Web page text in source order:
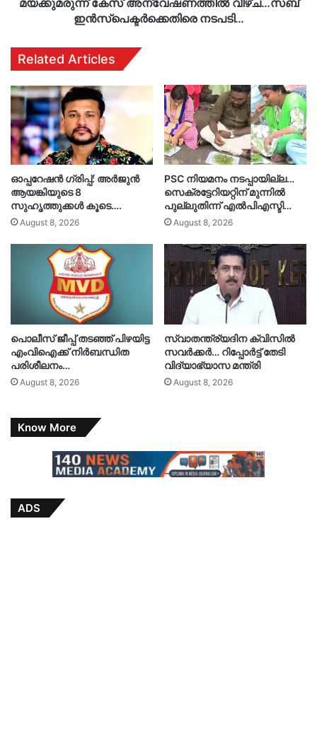
മയക്കുമരുന്ന് കേസ് അന്വേഷണത്തിൽ വീഴ്ച…സബ്
ഇന്‍സ്പെക്ടര്‍ക്കെതിരെ നടപടി…
Related Articles
ഓപ്പറേഷൻ ഗ്രിപ്പ്: അർജുൻ
ആയങ്കിയുടെ 8
സുഹൃത്തുക്കൾ കൂടെ….
August 8, 2026
PSC നിയമനം നടപ്പായില്ല…
സെക്രട്ടേറിയറ്റിന് മുന്നിൽ
പുല്ലുതിന്ന് എൽപിഎസ്ടി…
August 8, 2026
പൊലീസ് ജീപ്പ് തടഞ്ഞ് പിഴയിട്ട
എംവിഐക്ക് നിർബന്ധിത
പരിശീലനം…
August 8, 2026
സ്വാതന്ത്ര്യദിന ക്വിസിൽ
സവർക്കർ… റിപ്പോർട്ട് തേടി
വിദ്യാഭ്യാസ മന്ത്രി
August 8, 2026
Know More
ADS